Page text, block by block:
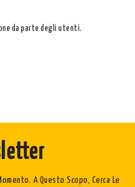
da parte degli utenti.
A Questo Scopo, Cerca Le